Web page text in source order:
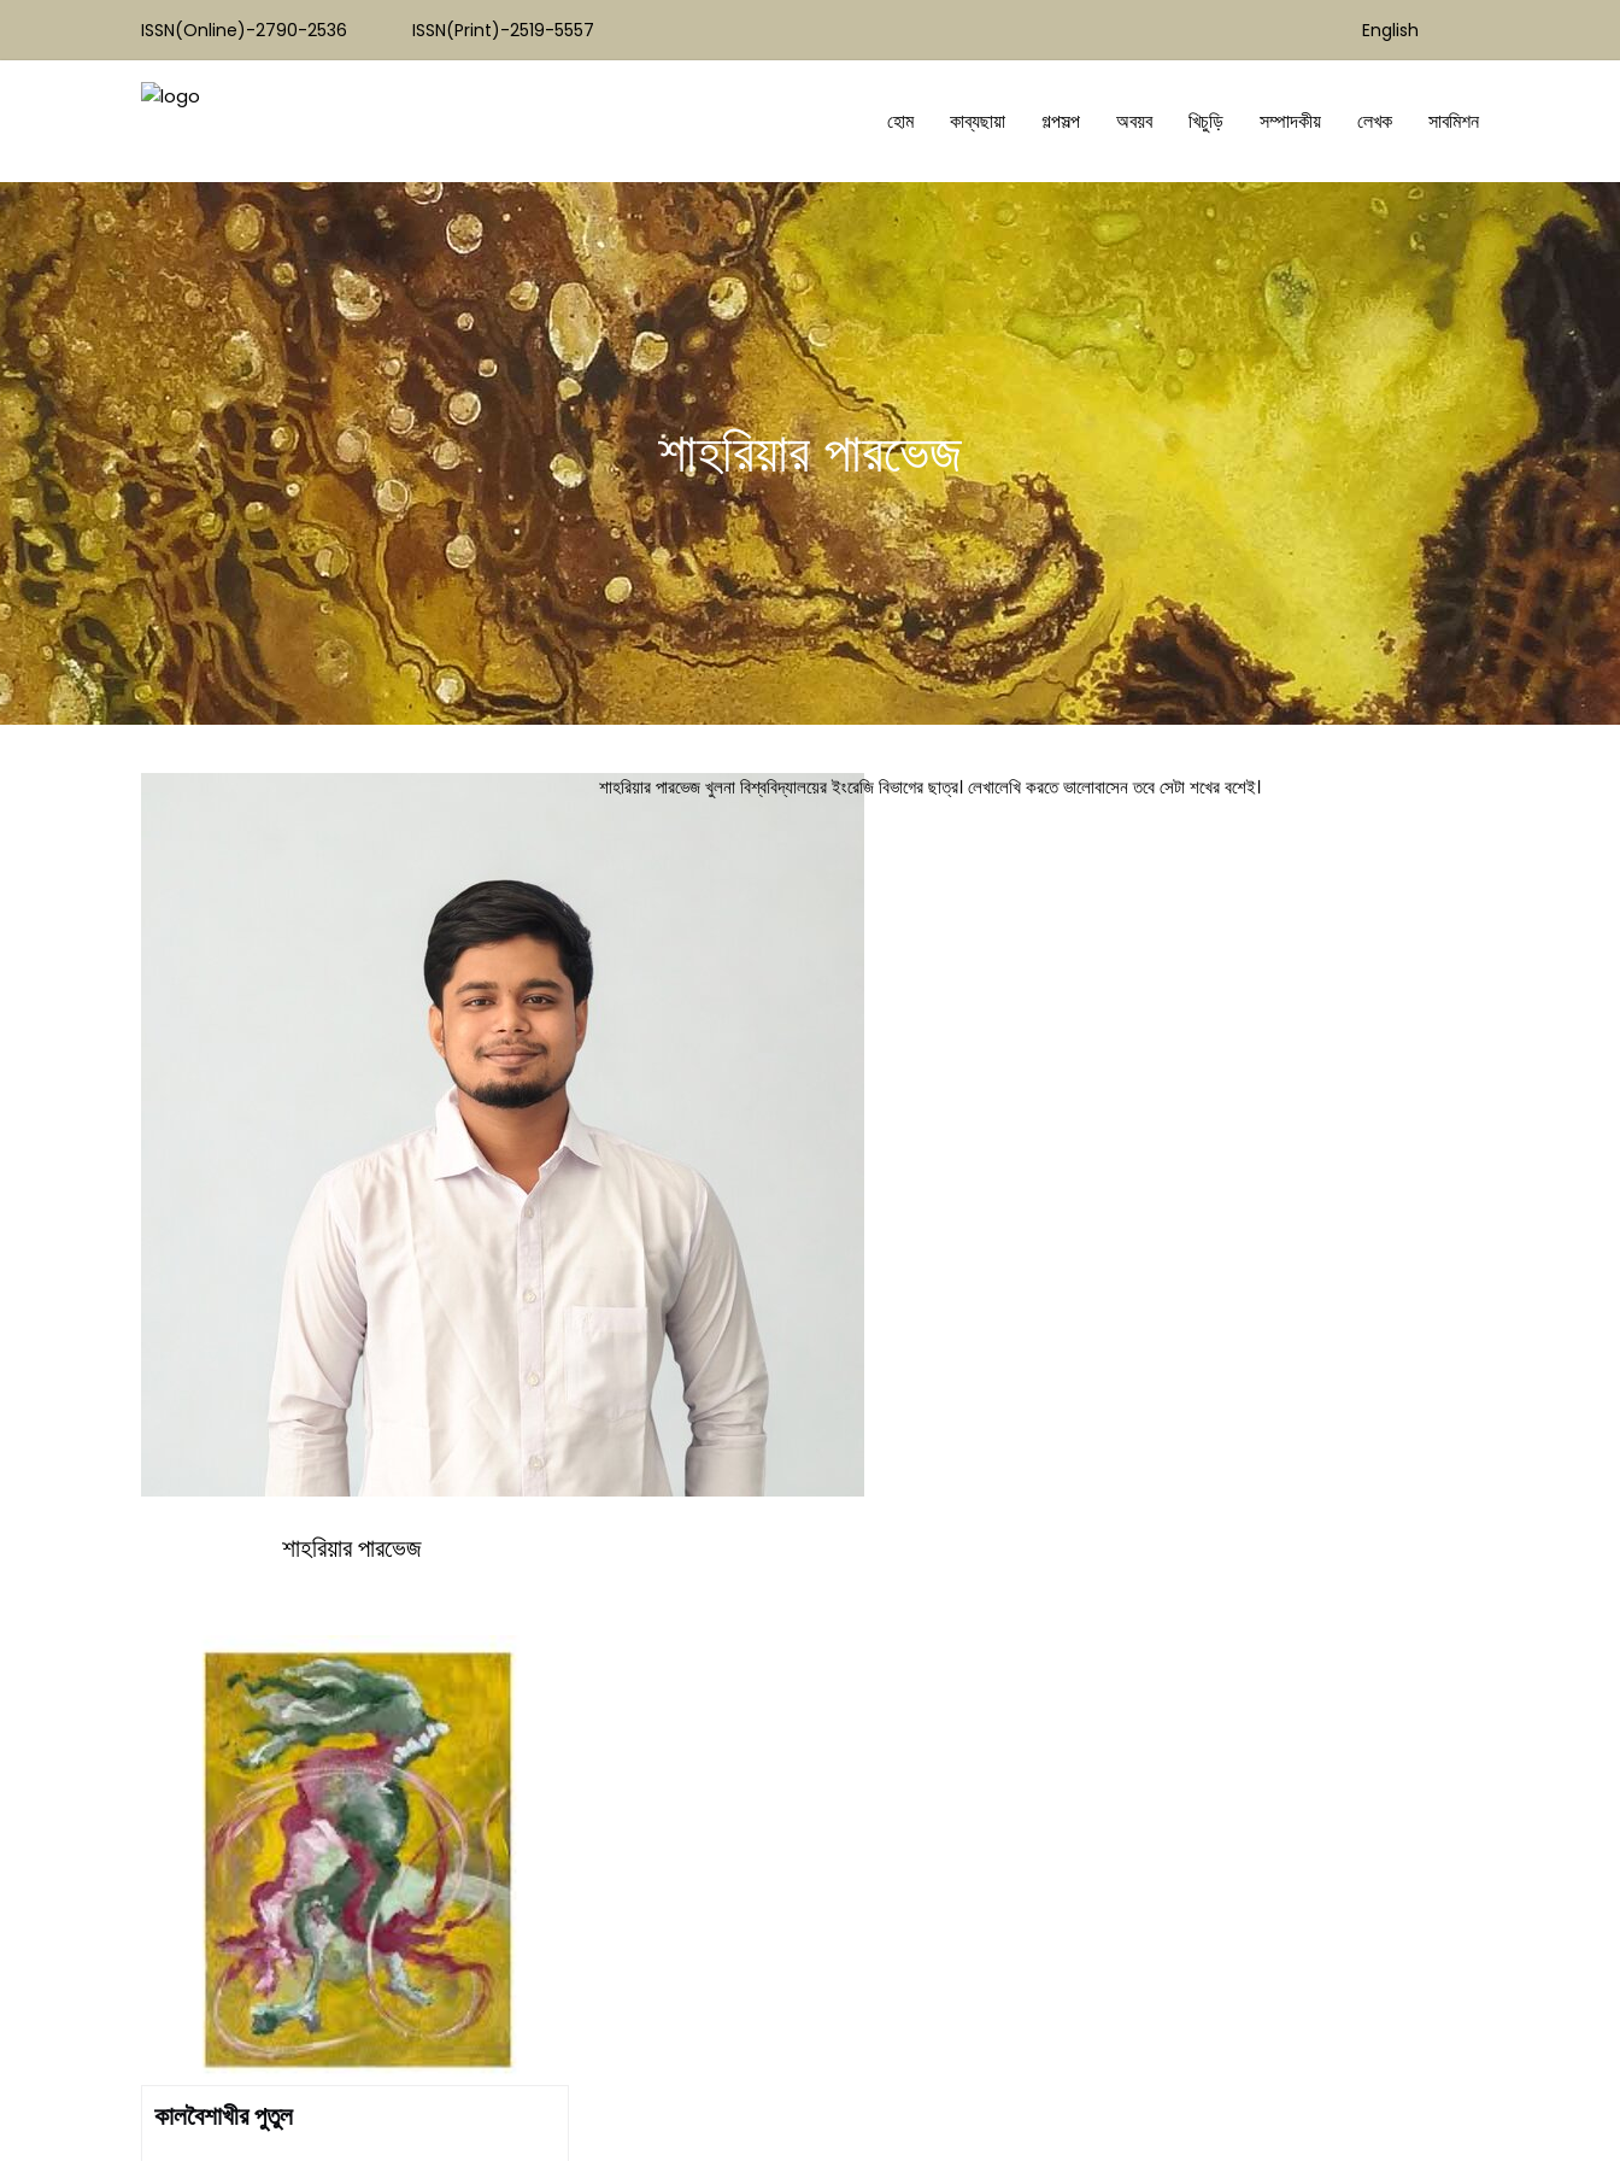
ISSN(Online)-2790-2536 ISSN(Print)-2519-5557 English
হোম কাব্যছায়া গল্পসল্প অবয়ব খিচুড়ি সম্পাদকীয় লেখক সাবমিশন
শাহরিয়ার পারভেজ
শাহরিয়ার পারভেজ
শাহরিয়ার পারভেজ খুলনা বিশ্ববিদ্যালয়ের ইংরেজি বিভাগের ছাত্র। লেখালেখি করতে ভালোবাসেন তবে সেটা শখের বশেই।
কালবৈশাখীর পুতুল